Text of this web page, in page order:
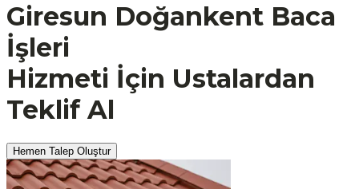
Giresun Doğankent Baca
İşleri
Hizmeti İçin Ustalardan
Teklif Al
Hemen Talep Oluştur